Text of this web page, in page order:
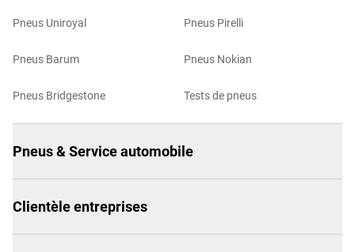
Pneus Uniroyal
Pneus Barum
Pneus Bridgestone
Pneus Pirelli
Pneus Nokian
Tests de pneus
Pneus & Service automobile
Clientèle entreprises